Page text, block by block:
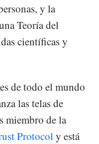
y la
Teoría del
científicas y
de todo el mundo
las telas de
miembro de la
Protocoly está